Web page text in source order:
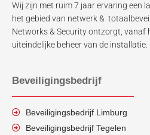
Wij zijn met ruim 7 jaar ervaring een
het gebied van netwerk &
Networks & Security ontzorgt, vanaf
uiteindelijke beheer van de installatie.
Beveiligingsbedrijf
Beveiligingsbedrijf Limburg
Beveiligingsbedrijf Tegelen